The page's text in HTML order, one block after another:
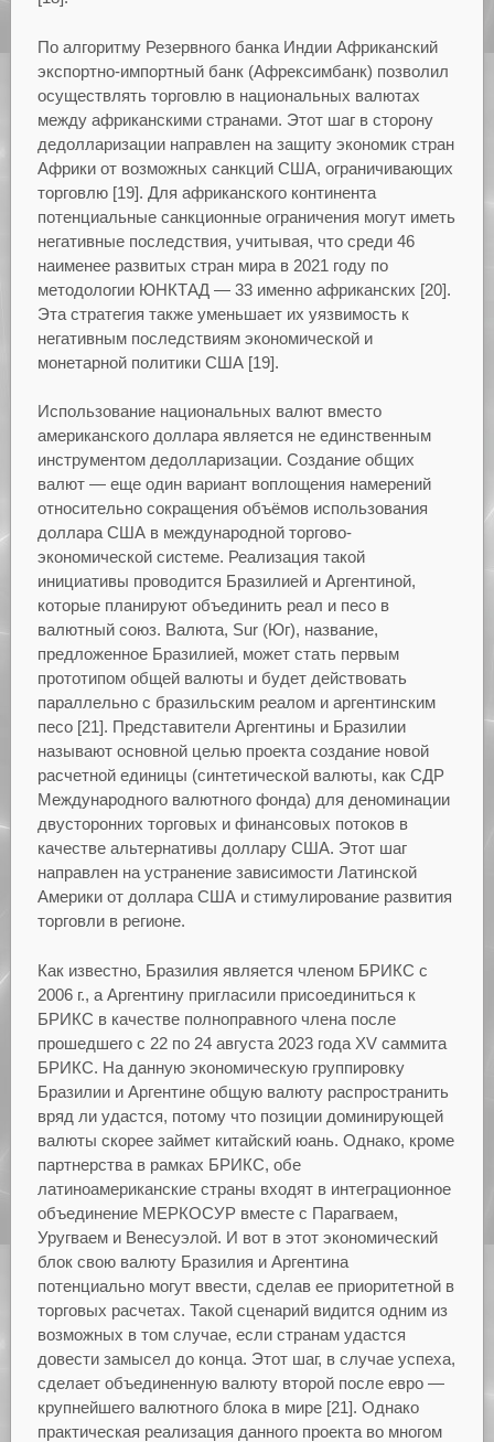
По алгоритму Резервного банка Индии Африканский
экспортно-импортный банк (Афрексимбанк) позволил
осуществлять торговлю в национальных валютах
между африканскими странами. Этот шаг в сторону
дедолларизации направлен на защиту экономик стран
Африки от возможных санкций США, ограничивающих
торговлю [19]. Для африканского континента
потенциальные санкционные ограничения могут иметь
негативные последствия, учитывая, что среди 46
наименее развитых стран мира в 2021 году по
методологии ЮНКТАД — 33 именно африканских [20].
Эта стратегия также уменьшает их уязвимость к
негативным последствиям экономической и
монетарной политики США [19].
Использование национальных валют вместо
американского доллара является не единственным
инструментом дедолларизации. Создание общих
валют — еще один вариант воплощения намерений
относительно сокращения объёмов использования
доллара США в международной торгово-
экономической системе. Реализация такой
инициативы проводится Бразилией и Аргентиной,
которые планируют объединить реал и песо в
валютный союз. Валюта, Sur (Юг), название,
предложенное Бразилией, может стать первым
прототипом общей валюты и будет действовать
параллельно с бразильским реалом и аргентинским
песо [21]. Представители Аргентины и Бразилии
называют основной целью проекта создание новой
расчетной единицы (синтетической валюты, как СДР
Международного валютного фонда) для деноминации
двусторонних торговых и финансовых потоков в
качестве альтернативы доллару США. Этот шаг
направлен на устранение зависимости Латинской
Америки от доллара США и стимулирование развития
торговли в регионе.
Как известно, Бразилия является членом БРИКС с
2006 г., а Аргентину пригласили присоединиться к
БРИКС в качестве полноправного члена после
прошедшего с 22 по 24 августа 2023 года XV саммита
БРИКС. На данную экономическую группировку
Бразилии и Аргентине общую валюту распространить
вряд ли удастся, потому что позиции доминирующей
валюты скорее займет китайский юань. Однако, кроме
партнерства в рамках БРИКС, обе
латиноамериканские страны входят в интеграционное
объединение МЕРКОСУР вместе с Парагваем,
Уругваем и Венесуэлой. И вот в этот экономический
блок свою валюту Бразилия и Аргентина
потенциально могут ввести, сделав ее приоритетной в
торговых расчетах. Такой сценарий видится одним из
возможных в том случае, если странам удастся
довести замысел до конца. Этот шаг, в случае успеха,
сделает объединенную валюту второй после евро —
крупнейшего валютного блока в мире [21]. Однако
практическая реализация данного проекта во многом